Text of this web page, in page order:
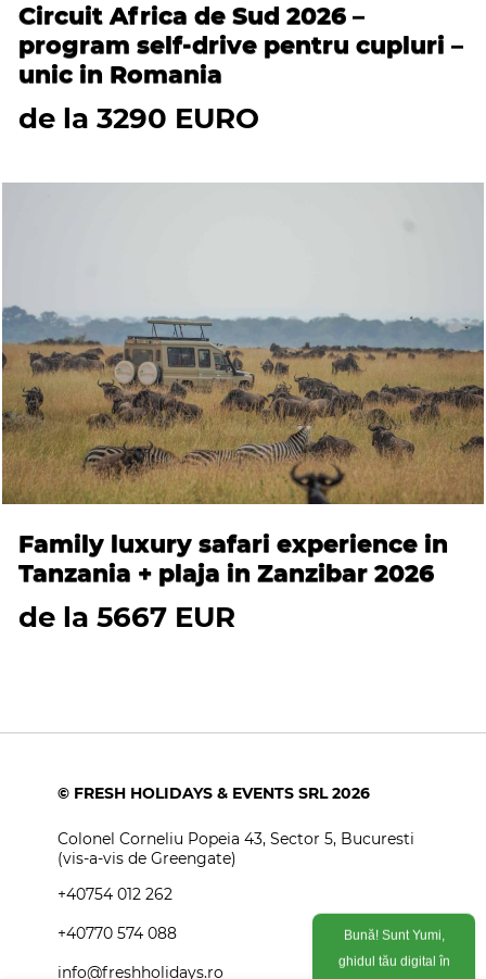
Circuit Africa de Sud 2026 –
program self-drive pentru cupluri –
unic in Romania
de la 3290 EURO
Family luxury safari experience in
Tanzania + plaja in Zanzibar 2026
de la 5667 EUR
© FRESH HOLIDAYS & EVENTS SRL 2026
Colonel Corneliu Popeia 43, Sector 5, Bucuresti
(vis-a-vis de Greengate)
+40754 012 262
+40770 574 088
info@freshholidays.ro
Bună! Sunt Yumi,
ghidul tău digital în